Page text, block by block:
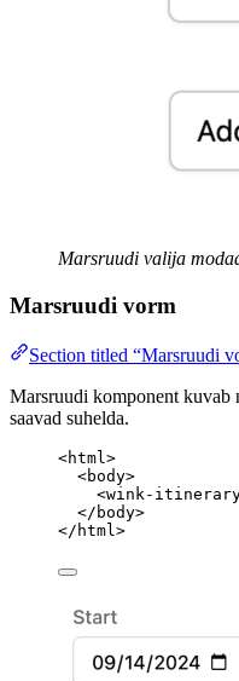
Marsruudi valija
Marsruudi vorm
Section titled “Marsruudi
Marsruudi komponent kuvab
saavad suhelda.
<html >
<body>
<wink-
</ body>
</ html >